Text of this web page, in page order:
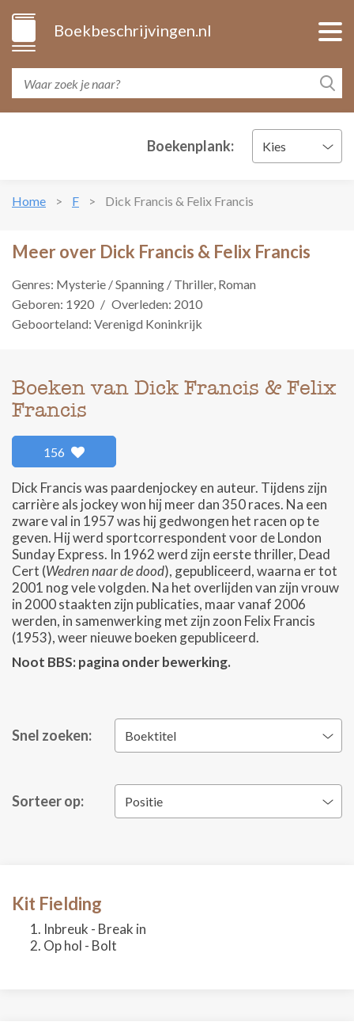
Boekbeschrijvingen.nl
Boekenplank: Kies
Home F Dick Francis & Felix Francis
Meer over Dick Francis & Felix Francis
Genres: Mysterie / Spanning / Thriller, Roman
Geboren: 1920 / Overleden: 2010
Geboorteland: Verenigd Koninkrijk
Boeken van Dick Francis & Felix
Francis
156
Dick Francis was paardenjockey en auteur. Tijdens zijn
carrière als jockey won hij meer dan 350 races. Na een
zware val in 1957 was hij gedwongen het racen op te
geven. Hij werd sportcorrespondent voor de London
Sunday Express. In 1962 werd zijn eerste thriller, Dead
Cert (Wedren naar de dood), gepubliceerd, waarna er tot
2001 nog vele volgden. Na het overlijden van zijn vrouw
in 2000 staakten zijn publicaties, maar vanaf 2006
werden, in samenwerking met zijn zoon Felix Francis
(1953), weer nieuwe boeken gepubliceerd.
Noot BBS: pagina onder bewerking.
Snel zoeken: Boektitel
Sorteer op: Positie
Kit Fielding
Inbreuk - Break in
Op hol - Bolt